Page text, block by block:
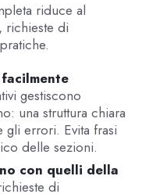
riduce al
richieste di
gestiscono
una struttura chiara
gli errori. Evita frasi
delle sezioni.
con quelli della
di